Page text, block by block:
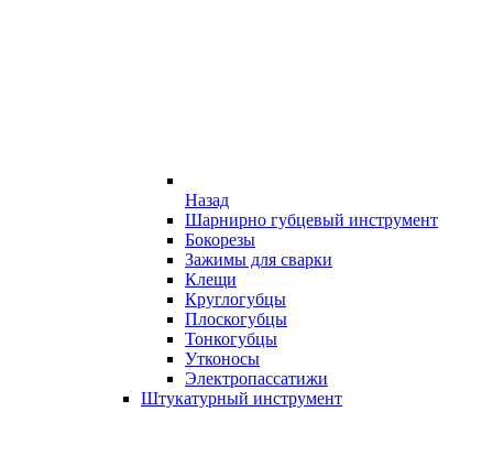
Назад
Шарнирно губцевый инструмент
Бокорезы
Зажимы для сварки
Клещи
Круглогубцы
Плоскогубцы
Тонкогубцы
Утконосы
Электропассатижи
Штукатурный инструмент